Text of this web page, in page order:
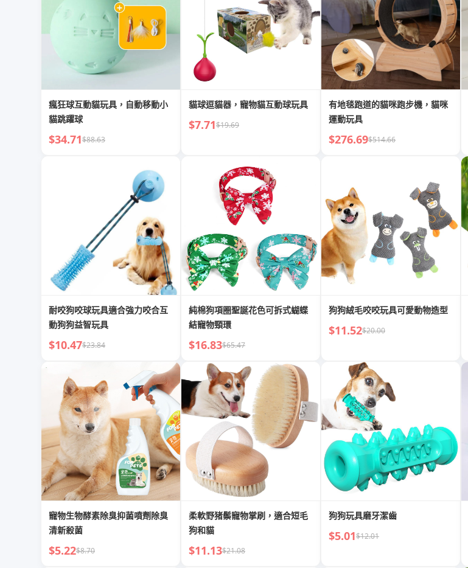
瘋狂球互動貓玩具，自動移動小
貓跳躍球
$34.71$88.63
貓球逗貓器，寵物貓互動球玩具
$7.71$19.69
有地毯跑道的貓咪跑步機，貓咪
運動玩具
$276.69$514.66
耐咬狗咬球玩具適合強力咬合互
動狗狗益智玩具
$10.47$23.84
純棉狗項圈聖誕花色可拆式蝴蝶
結寵物頸環
$16.83$65.47
狗狗絨毛咬咬玩具可愛動物造型
$11.52$20.00
寵物生物酵素除臭抑菌噴劑除臭
清新殺菌
$5.22$8.70
柔軟野猪鬃寵物掌刷，適合短毛
狗和貓
$11.13$21.08
狗狗玩具磨牙潔齒
$5.01$12.01